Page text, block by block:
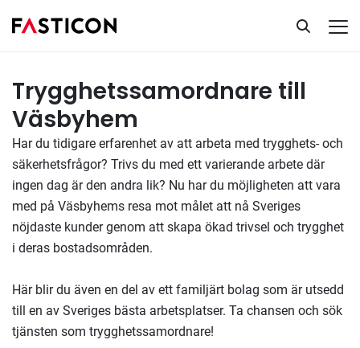
Tillsatta uppdrag
Trygghetssamordnare till
Väsbyhem
Har du tidigare erfarenhet av att arbeta med trygghets- och
säkerhetsfrågor? Trivs du med ett varierande arbete där
ingen dag är den andra lik? Nu har du möjligheten att vara
med på Väsbyhems resa mot målet att nå Sveriges
nöjdaste kunder genom att skapa ökad trivsel och trygghet
i deras bostadsområden.
Här blir du även en del av ett familjärt bolag som är utsedd
till en av Sveriges bästa arbetsplatser. Ta chansen och sök
tjänsten som trygghetssamordnare!